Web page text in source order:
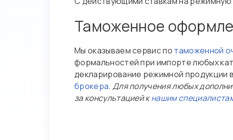
Таможенное
Мы оказываем сервис по таможенной
формальностей при импорте любых
декларирование режимной продукции
брокера. Для получения любых
за консультацией кнашим